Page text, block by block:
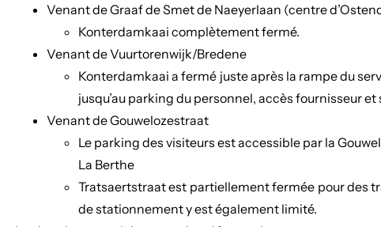
Venant de Graaf de Smet de Naeyerlaan (centre
Konterdamkaai complètement fermé.
Venant de Vuurtorenwijk/Bredene
Konterdamkaai a fermé juste après la rampe du
jusqu’au parking du personnel, accès fournisseur
Venant de Gouwelozestraat
Le parking des visiteurs est accessible par la
La Berthe
Tratsaertstraat est partiellement fermée pour des
de stationnement y est également limité.